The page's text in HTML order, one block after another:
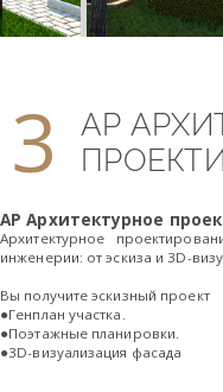
3
АР
АР Архитектурное
Архитектурное
инженерии: от эскиза и 3D-
Вы получите эскизный проект
●Генплан участка.
●Поэтажные планировки.
●3D-визуализация фасада